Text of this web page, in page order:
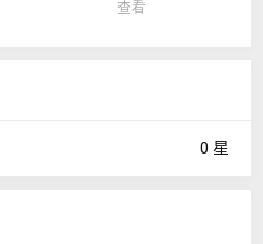
查看
0 星